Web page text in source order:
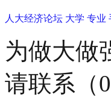
人大经济论坛 大学 专业
为做大做
请联系（